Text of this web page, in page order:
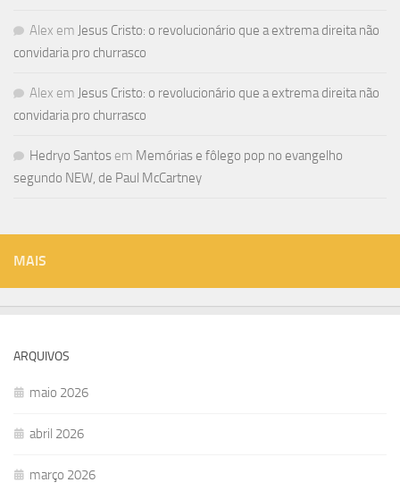
Alex em Jesus Cristo: o revolucionário que a extrema direita não
convidaria pro churrasco
Alex em Jesus Cristo: o revolucionário que a extrema direita não
convidaria pro churrasco
Hedryo Santos em Memórias e fôlego pop no evangelho
segundo NEW, de Paul McCartney
MAIS
ARQUIVOS
maio 2026
abril 2026
março 2026